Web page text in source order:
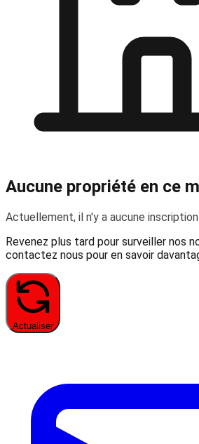
Aucune propriété en ce
Actuellement, il n'y a aucune
Revenez plus tard pour surveiller nos
contactez nous pour en savoir
Actualiser